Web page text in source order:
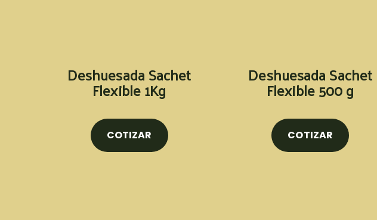
Deshuesada Sachet
Flexible 1Kg
COTIZAR
Deshuesada Sachet
Flexible 500 g
COTIZAR